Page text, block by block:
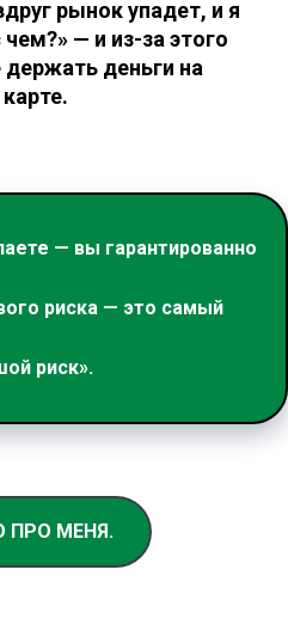
рынок упадет, и я
чем?» — и из-за этого
деньги на
— вы гарантированно
риска — это самый
риск».
ПРО МЕНЯ.